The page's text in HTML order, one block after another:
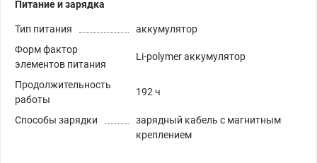
Питание и зарядка
Тип питания
аккумулятор
Форм фактор
элементов питания
Li-polymer аккумулятор
Продолжительность
работы
192 ч
Способы зарядки
зарядный кабель с магнитным
креплением